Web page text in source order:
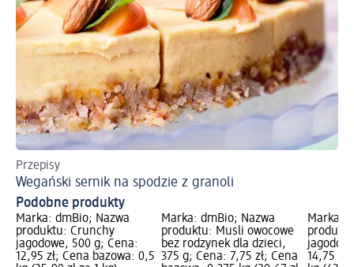
Przepisy
Wegański sernik na spodzie z granoli
Podobne produkty
Marka: dmBio; Nazwa
produktu: Crunchy
jagodowe, 500 g; Cena:
12,95 zł; Cena bazowa: 0,5
Marka: dmBio; Nazwa
produktu: Musli owocowe
bez rodzynek dla dzieci,
375 g; Cena: 7,75 zł; Cena
Marka:
14,75